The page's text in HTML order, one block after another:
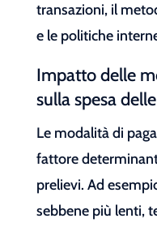
transazioni, il
e le politiche
Impatto delle
sulla spesa
Le modalità di
fattore
prelievi. Ad
sebbene più lenti,